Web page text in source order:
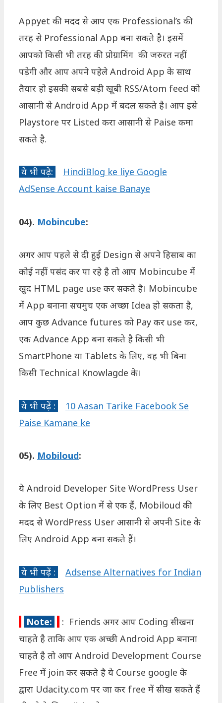
Appyet की मदद से आप एक Professional’s की
तरह से Professional App बना सकते है। इसमें
आपको किसी भी तरह की प्रोग्रामिंग की जरुरत नहीं
पड़ेगी और आप अपने पहेले Android App के साथ
तैयार हो इसकी सबसे बड़ी खूबी RSS/Atom feed को
आसानी से Android App में बदल सकते है। आप इसे
Playstore पर Listed करा आसानी से Paise कमा
सकते है.
ये भी पढ़े:
HindiBlog ke liye Google
AdSense Account kaise Banaye
04). Mobincube:
अगर आप पहले से दी हुई Design से अपने हिसाब का
कोई नहीं पसंद कर पा रहे है तो आप Mobincube में
खुद HTML page use कर सकते है। Mobincube
में App बनाना सचमुच एक अच्छा Idea हो सकता है,
आप कुछ Advance futures को Pay कर use कर,
एक Advance App बना सकते है किसी भी
SmartPhone या Tablets के लिए, वह भी बिना
किसी Technical Knowlagde के।
ये भी पढ़ें :
10 Aasan Tarike Facebook Se
Paise Kamane ke
05). Mobiloud:
ये Android Developer Site WordPress User
के लिए Best Option में से एक हैं, Mobiloud की
मदद से WordPress User आसानी से अपनी Site के
लिए Android App बना सकते हैं।
ये भी पढ़ें :
Adsense Alternatives for Indian
Publishers
Note:
: Friends अगर आप Coding सीखना
चाहते है ताकि आप एक अच्छी Android App बनाना
चाहते है तो आप Android Development Course
Free में join कर सकते है ये Course google के
द्वारा Udacity.com पर जा कर free में सीख सकते हैं